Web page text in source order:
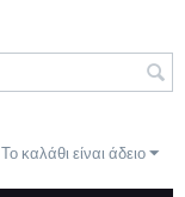
Το καλάθι είναι άδειο